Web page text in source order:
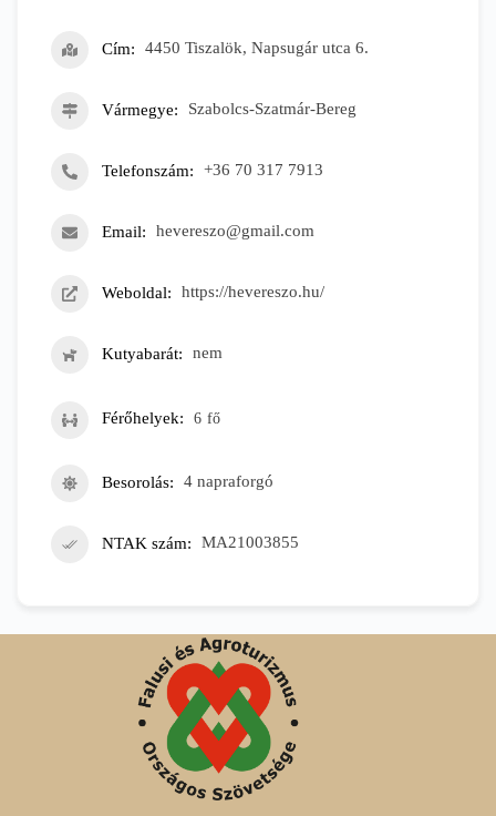
Cím 4450 Tiszalök, Napsugár utca 6.
Vármegye Szabolcs-Szatmár-Bereg
Telefonszám +36 70 317 7913
Email hevereszo@gmail.com
Weboldal https://hevereszo.hu/
Kutyabarát nem
Férőhelyek 6 fő
Besorolás 4 napraforgó
NTAK szám MA21003855